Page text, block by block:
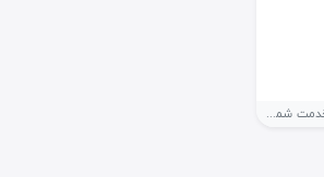
آجیل وخشکبارسفیرسلامت افتخارداردبابهترین کیفیت ومناسبترین قیمت درخدمت شماعزیزان باشد. ✅فروش عسل تازه...